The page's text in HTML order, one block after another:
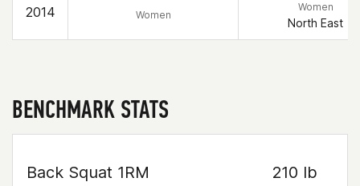
2014 Women
Women
North East
BENCHMARK STATS
Back Squat 1RM
210 lb